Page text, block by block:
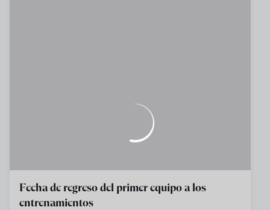
Fecha de regreso del primer equipo a los
entrenamientos